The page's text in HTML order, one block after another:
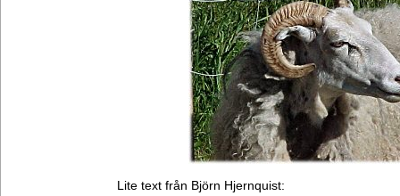
Lite text från Björn Hjernquist: